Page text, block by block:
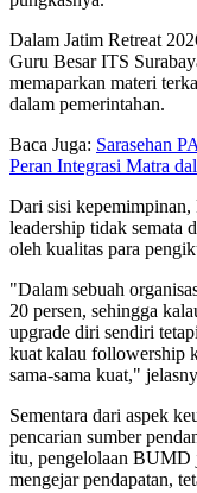
Dalam Jatim Retreat
Guru Besar ITS
memaparkan materi
dalam pemerintahan.
Baca Juga: Sarasehan
Peran Integrasi Matra
Dari sisi kepemimpinan,
leadership tidak semata
oleh kualitas para
"Dalam sebuah
20 persen, sehingga
upgrade diri sendiri
kuat kalau followership
sama-sama kuat,"
Sementara dari aspek
pencarian sumber
itu, pengelolaan BUMD
mengejar pendapatan,